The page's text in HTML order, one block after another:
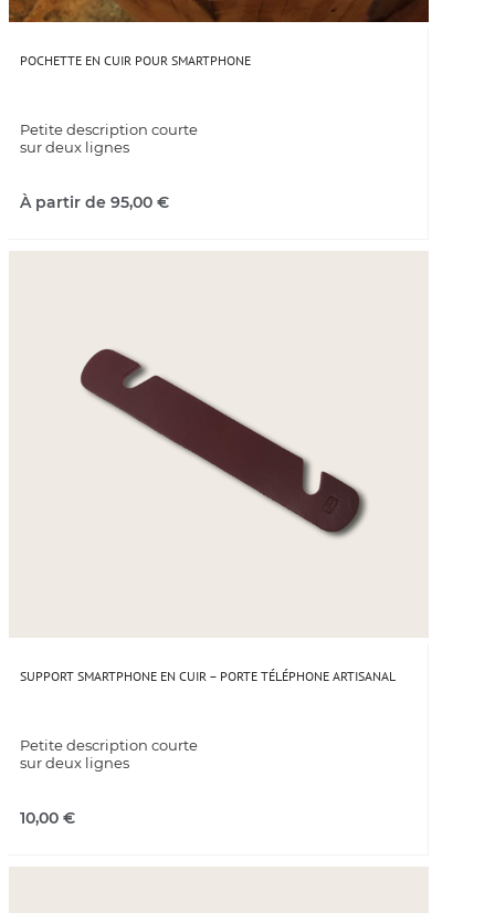
POCHETTE EN CUIR POUR SMARTPHONE
Petite description courte
sur deux lignes
À partir de 95,00 €
SUPPORT SMARTPHONE EN CUIR – PORTE TÉLÉPHONE ARTISANAL
Petite description courte
sur deux lignes
10,00 €